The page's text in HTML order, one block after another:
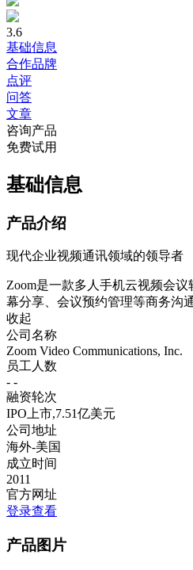
3.6
基础信息
合作品牌
点评
问答
文章
咨询产品
免费试用
基础信息
产品介绍
现代企业视频通讯领域的领导者
Zoom是一款多人手机云视频会
幕分享、会议预约管理等商务沟
收起
公司名称
Zoom Video Communications, Inc.
员工人数
- -
融资轮次
IPO上市,7.51亿美元
公司地址
海外-美国
成立时间
2011
官方网址
登录查看
产品图片